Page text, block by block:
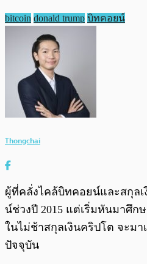
bitcoin donald trump บิทคอยน์
Thongchai
ผู้ที่คลั่งไคล้บิทคอยน์และสกุล
น์ช่วงปี 2015 แต่เริ่มหันมาศึก
ในไม่ช้าสกุลเงินคริปโต จะม
ปัจจุบัน